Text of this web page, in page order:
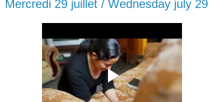
Mercredi 29 juillet / Wednesday july 29